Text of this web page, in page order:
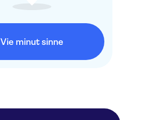
Vie minut sinne